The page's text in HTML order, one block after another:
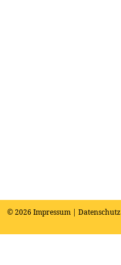
© 2026 Impressum | Datenschutz